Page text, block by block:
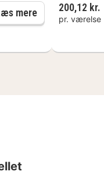
200,12 kr.
pr. værelse
mereHalvpension